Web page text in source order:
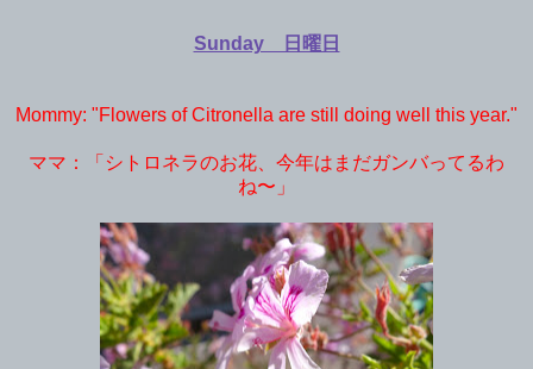
Sunday 日曜日
Mommy: "Flowers of Citronella are still doing well this year."
ママ：「シトロネラのお花、今年はまだガンバってるわ
ね〜」